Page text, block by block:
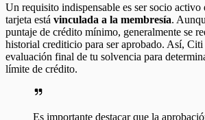
Un requisito indispensable es ser socio activo
tarjeta está vinculada a la membresía.
puntaje de crédito mínimo, generalmente se
historial crediticio para ser aprobado. Así, Citi
evaluación final de tu solvencia para
límite de crédito.
Es importante destacar que la